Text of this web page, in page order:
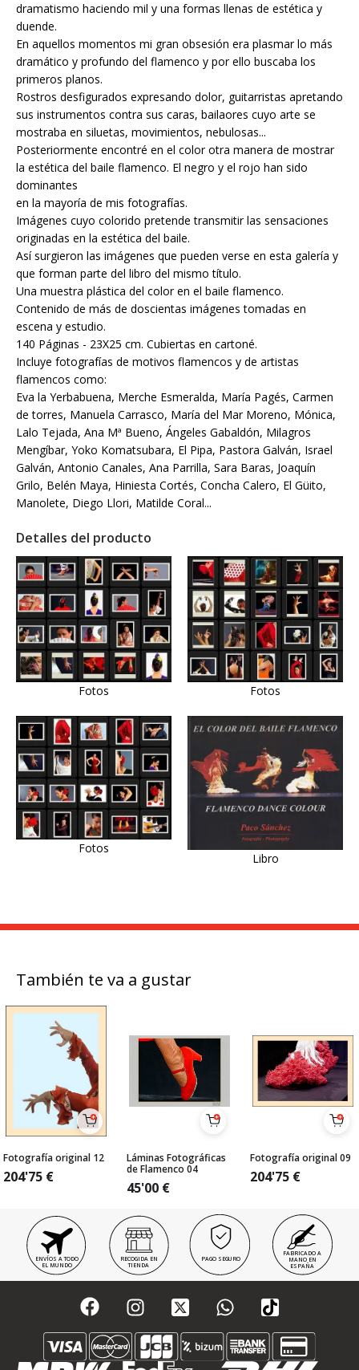
dramatismo haciendo mil y una formas llenas de estética y
duende.
En aquellos momentos mi gran obsesión era plasmar lo más
dramático y profundo del flamenco y por ello buscaba los
primeros planos.
Rostros desfigurados expresando dolor, guitarristas apretando
sus instrumentos contra sus caras, bailaores cuyo arte se
mostraba en siluetas, movimientos, nebulosas...
Posteriormente encontré en el color otra manera de mostrar
la estética del baile flamenco. El negro y el rojo han sido
dominantes
en la mayoría de mis fotografías.
Imágenes cuyo colorido pretende transmitir las sensaciones
originadas en la estética del baile.
Así surgieron las imágenes que pueden verse en esta galería y
que forman parte del libro del mismo título.
Una muestra plástica del color en el baile flamenco.
Contenido de más de doscientas imágenes tomadas en
escena y estudio.
140 Páginas - 23X25 cm. Cubiertas en cartoné.
Incluye fotografías de motivos flamencos y de artistas
flamencos como:
Eva la Yerbabuena, Merche Esmeralda, María Pagés, Carmen
de torres, Manuela Carrasco, María del Mar Moreno, Mónica,
Lalo Tejada, Ana Mª Bueno, Ángeles Gabaldón, Milagros
Mengíbar, Yoko Komatsubara, El Pipa, Pastora Galván, Israel
Galván, Antonio Canales, Ana Parrilla, Sara Baras, Joaquín
Grilo, Belén Maya, Hiniesta Cortés, Concha Calero, El Güito,
Manolete, Diego Llori, Matilde Coral...
Detalles del producto
Fotos Fotos
Fotos
Libro
También te va a gustar
Fotografía original 12
204'75 €
Láminas Fotográficas
de Flamenco 04
45'00 €
Fotografía original 09
204'75 €
ENVÍOS A TODO
EL MUNDO
RECOGIDA EN
TIENDA
PAGO SEGURO
FABRICADO A
MANO EN
ESPAÑA